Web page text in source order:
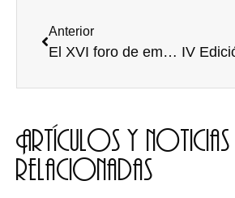
Anterior
El XVI foro de empleo de la UBU y el martón preforo de empleo
Artículos y noticias
relacionadas